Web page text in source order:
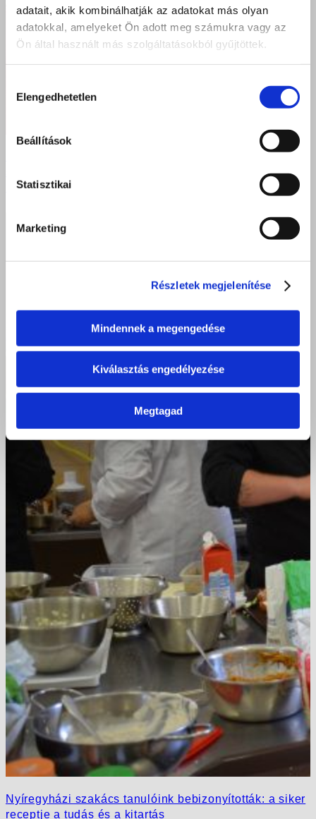
adatait, akik kombinálhatják az adatokat más olyan
adatokkal, amelyeket Ön adott meg számukra vagy az
Ön által használt más szolgáltatásokból gyűjtöttek.
kiválasztása
Elengedhetetlen
Beállítások
Statisztikai
Marketing
Részletek megjelenítése
Mindennek a megengedése
Kiválasztás engedélyezése
Megtagad
Új kozmetikus technikusok végeztek Debrecenben –
sikeres szakmai vizsgák a Szent Bazil Technikum
képzésén
Nyíregyházi szakács tanulóink bebizonyították: a siker
receptje a tudás és a kitartás